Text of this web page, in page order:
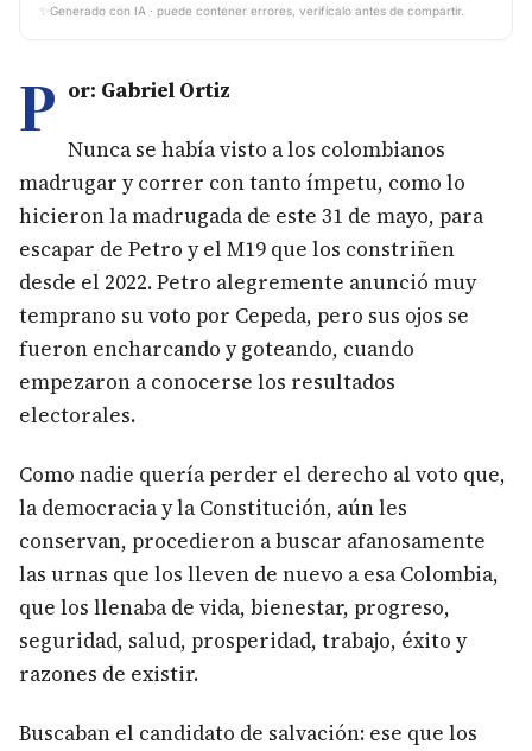
✨ Generado con IA · puede contener errores, verifícalo antes de compartir.
P or: Gabriel Ortiz
Nunca se había visto a los colombianos
madrugar y correr con tanto ímpetu, como lo
hicieron la madrugada de este 31 de mayo, para
escapar de Petro y el M19 que los constriñen
desde el 2022. Petro alegremente anunció muy
temprano su voto por Cepeda, pero sus ojos se
fueron encharcando y goteando, cuando
empezaron a conocerse los resultados
electorales.
Como nadie quería perder el derecho al voto que,
la democracia y la Constitución, aún les
conservan, procedieron a buscar afanosamente
las urnas que los lleven de nuevo a esa Colombia,
que los llenaba de vida, bienestar, progreso,
seguridad, salud, prosperidad, trabajo, éxito y
razones de existir.
Buscaban el candidato de salvación: ese que los